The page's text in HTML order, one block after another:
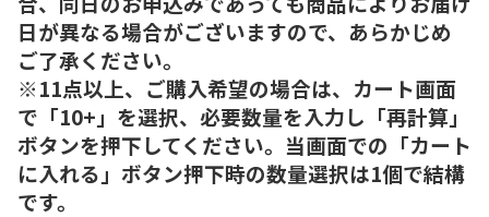
日が異なる場合がございますので、あらかじめ
ご了承ください。
※11点以上、ご購入希望の場合は、カート画面
で「10+」を選択、必要数量を入力し「再計算」
ボタンを押下してください。当画面での「カート
に入れる」ボタン押下時の数量選択は1個で結構
です。